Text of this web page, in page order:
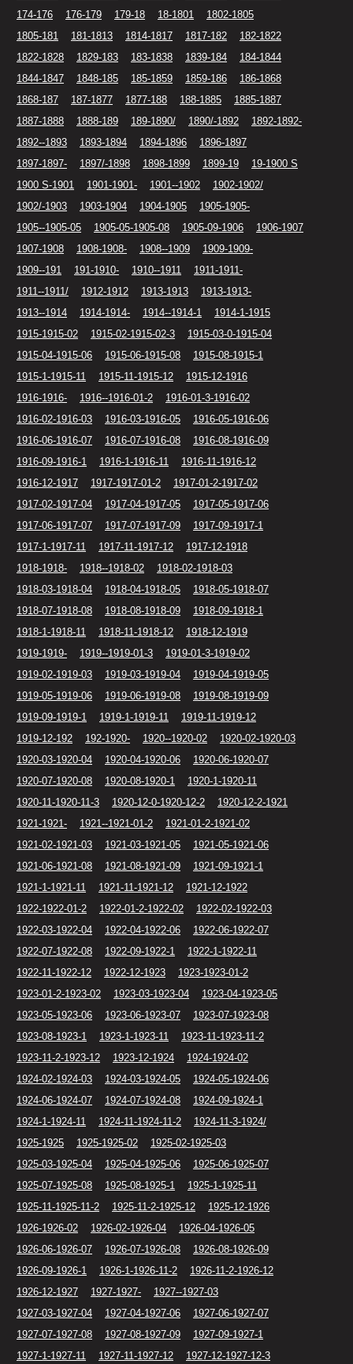
174-176
176-179 179-18 18-1801
1802-1805
1805-181
181-1813 1814-1817 1817-182
182-1822
1822-1828
1829-183 183-1838 1839-184
184-1844
1844-1847
1848-185 185-1859 1859-186
186-1868
1868-187
187-1877 1877-188 188-1885
1885-1887
1887-1888
1888-189 189-1890/ 1890/-1892
1892-1892-
1892--1893
1893-1894 1894-1896
1896-1897
1897-1897-
1897/-1898 1898-1899 1899-19
19-1900 S
1900 S-1901
1901-1901- 1901--1902
1902-1902/
1902/-1903
1903-1904 1904-1905
1905-1905-
1905--1905-05
1905-05-1905-08 1905-09-1906
1906-1907
1907-1908
1908-1908- 1908--1909
1909-1909-
1909--191
191-1910- 1910--1911
1911-1911-
1911--1911/
1912-1912 1913-1913
1913-1913-
1913--1914
1914-1914- 1914--1914-1
1914-1-1915
1915-1915-02
1915-02-1915-02-3
1915-03-0-1915-04
1915-04-1915-06
1915-06-1915-08
1915-08-1915-1
1915-1-1915-11
1915-11-1915-12
1915-12-1916
1916-1916-
1916--1916-01-2
1916-01-3-1916-02
1916-02-1916-03
1916-03-1916-05
1916-05-1916-06
1916-06-1916-07
1916-07-1916-08
1916-08-1916-09
1916-09-1916-1
1916-1-1916-11
1916-11-1916-12
1916-12-1917
1917-1917-01-2
1917-01-2-1917-02
1917-02-1917-04
1917-04-1917-05
1917-05-1917-06
1917-06-1917-07
1917-07-1917-09
1917-09-1917-1
1917-1-1917-11
1917-11-1917-12
1917-12-1918
1918-1918-
1918--1918-02
1918-02-1918-03
1918-03-1918-04
1918-04-1918-05
1918-05-1918-07
1918-07-1918-08
1918-08-1918-09
1918-09-1918-1
1918-1-1918-11
1918-11-1918-12
1918-12-1919
1919-1919-
1919--1919-01-3
1919-01-3-1919-02
1919-02-1919-03
1919-03-1919-04
1919-04-1919-05
1919-05-1919-06
1919-06-1919-08
1919-08-1919-09
1919-09-1919-1
1919-1-1919-11
1919-11-1919-12
1919-12-192
192-1920- 1920--1920-02
1920-02-1920-03
1920-03-1920-04
1920-04-1920-06
1920-06-1920-07
1920-07-1920-08
1920-08-1920-1
1920-1-1920-11
1920-11-1920-11-3
1920-12-0-1920-12-2
1920-12-2-1921
1921-1921-
1921--1921-01-2
1921-01-2-1921-02
1921-02-1921-03
1921-03-1921-05
1921-05-1921-06
1921-06-1921-08
1921-08-1921-09
1921-09-1921-1
1921-1-1921-11
1921-11-1921-12
1921-12-1922
1922-1922-01-2
1922-01-2-1922-02
1922-02-1922-03
1922-03-1922-04
1922-04-1922-06
1922-06-1922-07
1922-07-1922-08
1922-09-1922-1
1922-1-1922-11
1922-11-1922-12
1922-12-1923
1923-1923-01-2
1923-01-2-1923-02
1923-03-1923-04
1923-04-1923-05
1923-05-1923-06
1923-06-1923-07
1923-07-1923-08
1923-08-1923-1
1923-1-1923-11
1923-11-1923-11-2
1923-11-2-1923-12
1923-12-1924
1924-1924-02
1924-02-1924-03
1924-03-1924-05
1924-05-1924-06
1924-06-1924-07
1924-07-1924-08
1924-09-1924-1
1924-1-1924-11
1924-11-1924-11-2
1924-11-3-1924/
1925-1925
1925-1925-02
1925-02-1925-03
1925-03-1925-04
1925-04-1925-06
1925-06-1925-07
1925-07-1925-08
1925-08-1925-1
1925-1-1925-11
1925-11-1925-11-2
1925-11-2-1925-12
1925-12-1926
1926-1926-02
1926-02-1926-04
1926-04-1926-05
1926-06-1926-07
1926-07-1926-08
1926-08-1926-09
1926-09-1926-1
1926-1-1926-11-2
1926-11-2-1926-12
1926-12-1927
1927-1927-
1927--1927-03
1927-03-1927-04
1927-04-1927-06
1927-06-1927-07
1927-07-1927-08
1927-08-1927-09
1927-09-1927-1
1927-1-1927-11
1927-11-1927-12 1927-12-1927-12-3